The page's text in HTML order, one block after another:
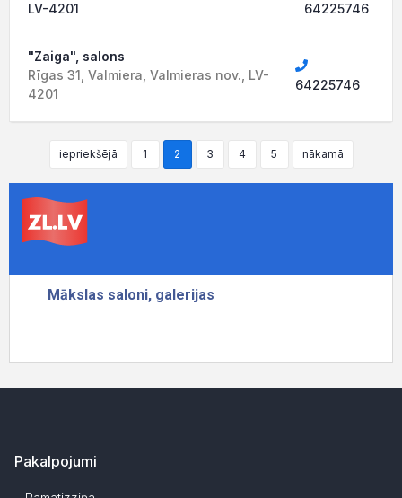
LV-4201
64225746
"Zaiga", salons
Rīgas 31, Valmiera, Valmieras nov., LV-
4201
64225746
iepriekšējā 1 2 3 4 5 nākamā
Pakalpojumi